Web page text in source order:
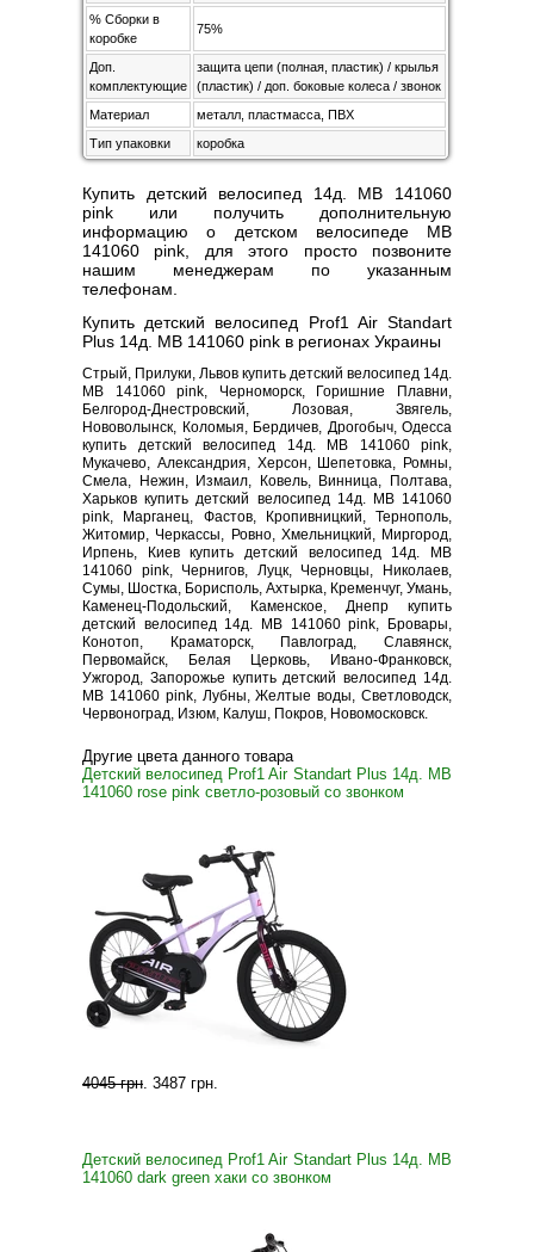
% Сборки в
коробке
75%
Доп.
комплектующие
защита цепи (полная, пластик) / крылья
(пластик) / доп. боковые колеса / звонок
Материал
металл, пластмасса, ПВХ
Тип упаковки
коробка
Купить детский велосипед 14д. MB 141060
pink или получить дополнительную
информацию о детском велосипеде MB
141060 pink, для этого просто позвоните
нашим менеджерам по указанным
телефонам.
Купить детский велосипед Prof1 Air Standart
Plus 14д. MB 141060 pink в регионах Украины
Стрый, Прилуки, Львов купить детский велосипед 14д.
MB 141060 pink, Черноморск, Горишние Плавни,
Белгород-Днестровский, Лозовая, Звягель,
Нововолынск, Коломыя, Бердичев, Дрогобыч, Одесса
купить детский велосипед 14д. MB 141060 pink,
Мукачево, Александрия, Херсон, Шепетовка, Ромны,
Смела, Нежин, Измаил, Ковель, Винница, Полтава,
Харьков купить детский велосипед 14д. MB 141060
pink, Марганец, Фастов, Кропивницкий, Тернополь,
Житомир, Черкассы, Ровно, Хмельницкий, Миргород,
Ирпень, Киев купить детский велосипед 14д. MB
141060 pink, Чернигов, Луцк, Черновцы, Николаев,
Сумы, Шостка, Борисполь, Ахтырка, Кременчуг, Умань,
Каменец-Подольский, Каменское, Днепр купить
детский велосипед 14д. MB 141060 pink, Бровары,
Конотоп, Краматорск, Павлоград, Славянск,
Первомайск, Белая Церковь, Ивано-Франковск,
Ужгород, Запорожье купить детский велосипед 14д.
MB 141060 pink, Лубны, Желтые воды, Светловодск,
Червоноград, Изюм, Калуш, Покров, Новомосковск.
Другие цвета данного товара
Детский велосипед Prof1 Air Standart Plus 14д. MB
141060 rose pink светло-розовый со звонком
4045 грн. 3487 грн.
Детский велосипед Prof1 Air Standart Plus 14д. MB
141060 dark green хаки со звонком